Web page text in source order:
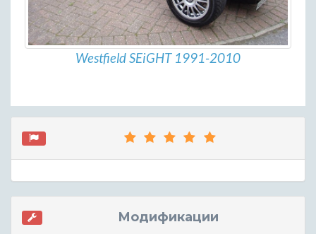
Westfield SEiGHT 1991-2010
Модификации